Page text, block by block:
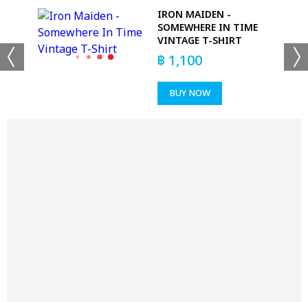
IRON MAIDEN -
SOMEWHERE IN TIME
VINTAGE T-SHIRT
฿ 1,100
BUY NOW